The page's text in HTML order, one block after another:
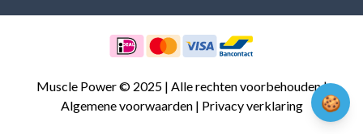
Muscle Power © 2025 | Alle rechten voorbehouden |
Algemene voorwaarden| Privacy verklaring 🍪